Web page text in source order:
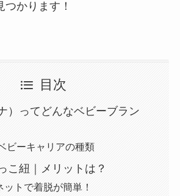
つかります！
目次
）ってどんなベビーブラン
ビーキャリアの種類
こ紐｜メリットは？
ットで着脱が簡単！